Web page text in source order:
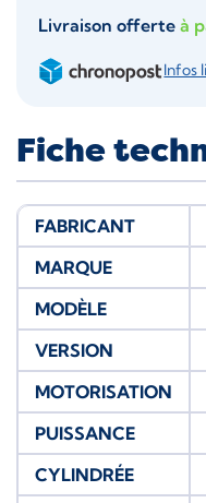
Livraison offerte à
Infos
Fiche
FABRICANT
MARQUE
MODÈLE
VERSION
MOTORISATION
PUISSANCE
CYLINDRÉE